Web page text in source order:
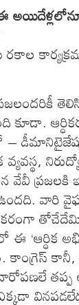
కూడా.
వ్యవస్థ,
వేవీ ప్రజలకి
వారి
‘ఆర్ధిక
కాంగ్రెస్